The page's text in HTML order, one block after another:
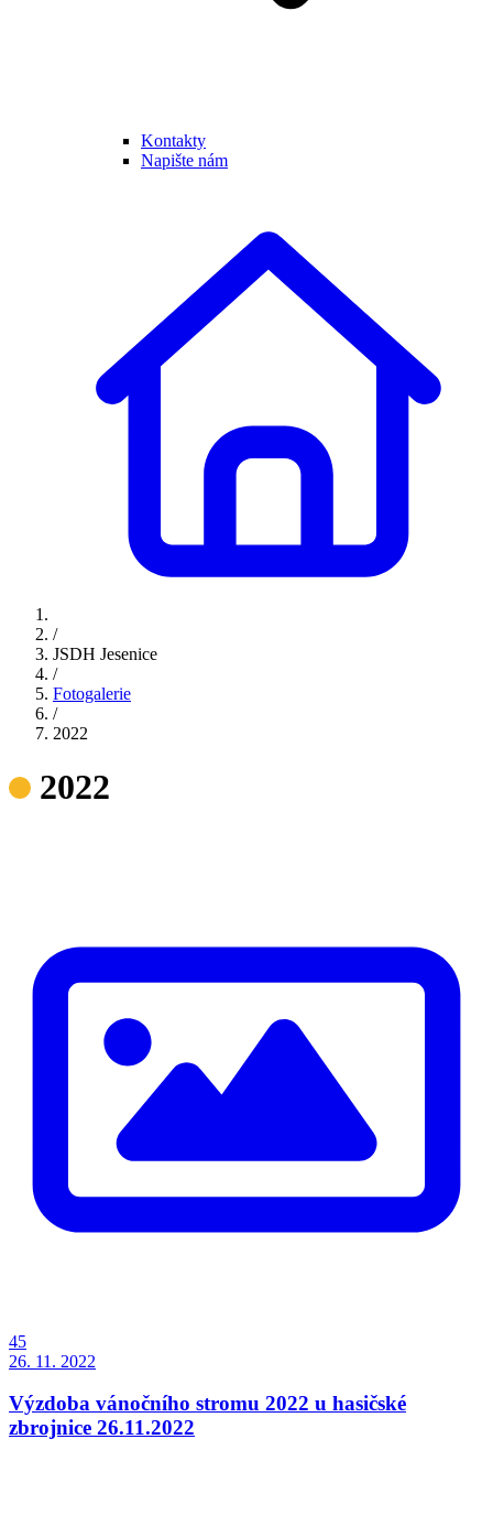
Kontakty
Napište nám
/
JSDH Jesenice
/
Fotogalerie
/
2022
2022
45
26. 11. 2022
Výzdoba vánočního stromu 2022 u hasičské
zbrojnice 26.11.2022